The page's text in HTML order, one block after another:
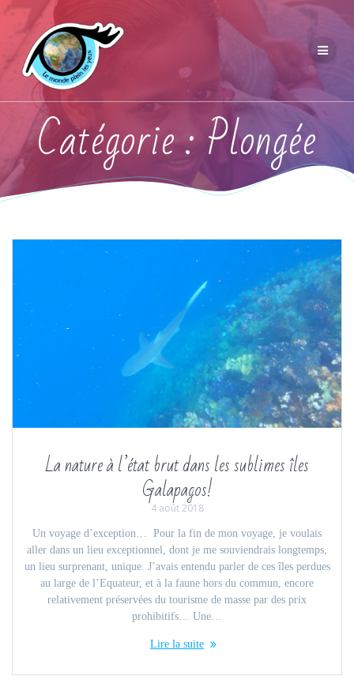
Catégorie :Plongée
La nature à l’état brut dans les sublimes îles
Galapagos!
4 août 2018
Un voyage d’exception… Pour la fin de mon voyage, je voulais
aller dans un lieu exceptionnel, dont je me souviendrais longtemps,
un lieu surprenant, unique. J’avais entendu parler de ces îles perdues
au large de l’Equateur, et à la faune hors du commun, encore
relativement préservées du tourisme de masse par des prix
prohibitifs… Une…
Lire la suite